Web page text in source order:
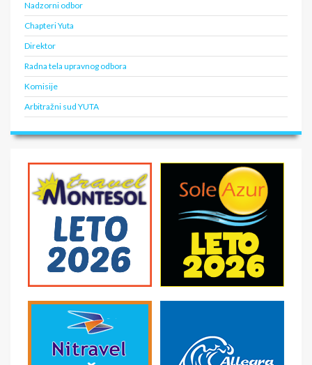
Nadzorni odbor
Chapteri Yuta
Direktor
Radna tela upravnog odbora
Komisije
Arbitražni sud YUTA